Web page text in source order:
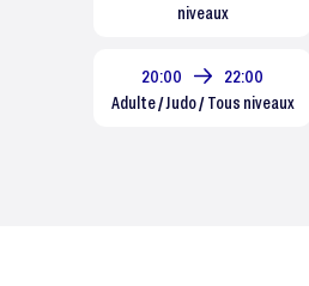
niveaux
20:00
22:00
Adulte / Judo / Tous niveaux